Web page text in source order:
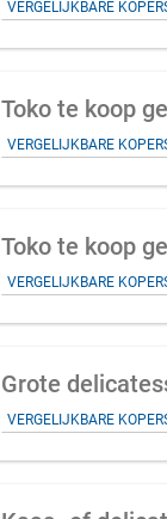
VERGELIJKBARE
Toko te koop
VERGELIJKBARE
Toko te koop
VERGELIJKBARE
Grote
VERGELIJKBARE